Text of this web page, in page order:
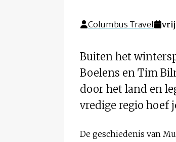
Columbus Travel
Buiten het
Boelens en Tim
door het land en
vredige regio hoef
De geschiedenis van